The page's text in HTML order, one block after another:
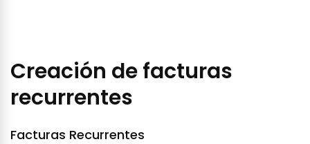
Creación de facturas
recurrentes
Facturas Recurrentes